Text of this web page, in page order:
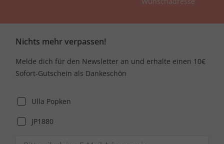
Nichts mehr verpassen!
Melde dich für den Newsletter an und erhalte einen 10€
Sofort-Gutschein als Dankeschön
Ulla Popken
JP1880